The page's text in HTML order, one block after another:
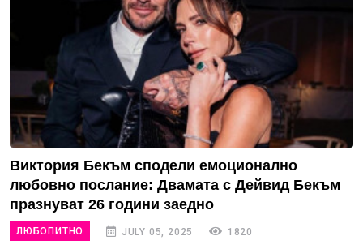
Виктория Бекъм сподели емоционално
любовно послание: Двамата с Дейвид Бекъм
празнуват 26 години заедно
ЛЮБОПИТНО JULY 05, 2025
1820